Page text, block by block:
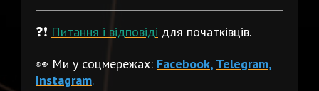
❓❗️ Питання і відповіді для початківців.
👀 Ми у соцмережах: Facebook, Telegram,
Instagram.